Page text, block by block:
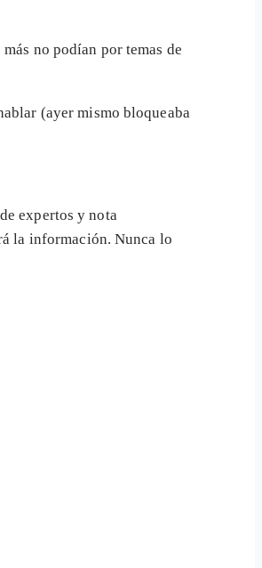
no podían por temas de
(ayer mismo bloqueaba
expertos y nota
la información. Nunca lo